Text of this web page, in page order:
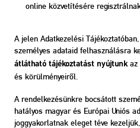
online közvetítésére
A jelen Adatkezelési
személyes adataid felhasználásra
átlátható tájékoztatást nyújtunkaz
és körülményeiről.
A rendelkezésünkre bocsátott
hatályos magyar és Európai Uniós
joggyakorlatnak eleget téve